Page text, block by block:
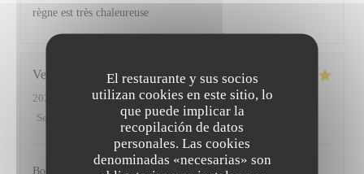
El restaurante y sus socios
utilizan cookies en este sitio, lo
que puede implicar la
recopilación de datos
personales. Las cookies
denominadas «necesarias» son
règne est très chaleureuse
Veronique
2026-07-23
- 12:30 - Invitados 2
Servicio
Ambiente : 4/5 Menú: 5/5 Calidad / Precio
Bonne présentation, bons produits. Pain de qualité. Accueil